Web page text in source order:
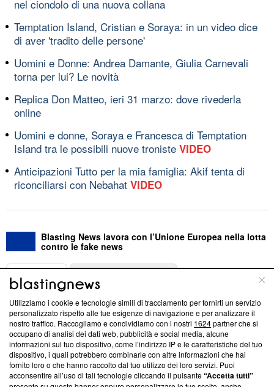
nel ciondolo di una nuova collana
Temptation Island, Cristian e Soraya: in un video dice
di aver 'tradito delle persone'
Uomini e Donne: Andrea Damante, Giulia Carnevali
torna per lui? Le novità
Replica Don Matteo, ieri 31 marzo: dove rivederla
online
Uomini e donne, Soraya e Francesca di Temptation
Island tra le possibili nuove troniste VIDEO
Anticipazioni Tutto per la mia famiglia: Akif tenta di
riconciliarsi con Nebahat VIDEO
Blasting News lavora con l’Unione Europea nella lotta
contro le fake news
ABOUT
Questa sezione offre informazioni trasparenti su Blasting
News, sui nostri processi editoriali e su come ci impegniamo a
creare news di qualità. Inoltre, afferma la nostra aderenza a
‘Trust Project - News with Integrity’Blasting News non è
ancora membro del programma, ma ha richiesto di farne
parte; Trust Project non ha ancora effettuato una verifica di
Utilizziamo i cookie e tecnologie simili di tracciamento per fornirti un servizio
personalizzato rispetto alle tue esigenze di navigazione e per analizzare il
nostro traffico. Raccogliamo e condividiamo con i nostri 1624partner che si
occupano di analisi dei dati web, pubblicità e social media, alcune
informazioni sul tuo dispositivo, come l’indirizzo IP e le caratteristiche del tuo
dispositivo, i quali potrebbero combinarle con altre informazioni che hai
fornito loro o che hanno raccolto dal tuo utilizzo dei loro servizi. Puoi
acconsentire all’uso di tali tecnologie cliccando il pulsante“Accetta tutti”